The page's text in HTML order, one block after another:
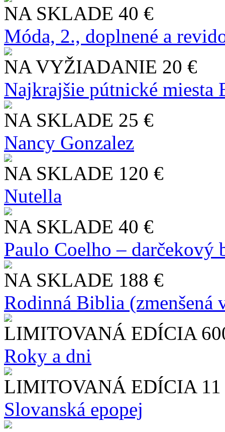
NA SKLADE 40 €
Móda, 2., doplnené a
NA VYŽIADANIE 20 €
Najkrajšie pútnické miesta
NA SKLADE 25 €
Nancy Gonzalez
NA SKLADE 120 €
Nutella
NA SKLADE 40 €
Paulo Coelho – darčekový
NA SKLADE 188 €
Rodinná Biblia (zmenšená
LIMITOVANÁ EDÍCIA
Roky a dni
LIMITOVANÁ EDÍCIA
Slo​vanská epopej